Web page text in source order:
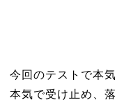
今回のテストで本
本気で受け止め、